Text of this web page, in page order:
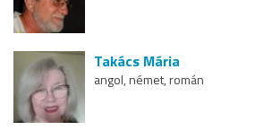
Takács Mária
angol, német, román